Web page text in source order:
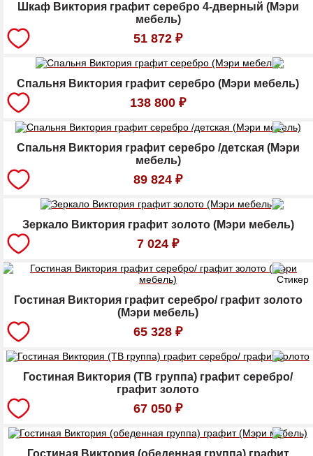
Шкаф Виктория графит серебро 4-дверный (Мэри
мебель)
51 872 ₽
Спальня Виктория графит серебро (Мэри мебель)
138 800 ₽
Спальня Виктория графит серебро /детская (Мэри
мебель)
89 824 ₽
Зеркало Виктория графит золото (Мэри мебель)
7 024 ₽
Гостиная Виктория графит серебро/ графит золото
(Мэри мебель)
65 328 ₽
Гостиная Виктория (ТВ группа) графит серебро/
графит золото
67 050 ₽